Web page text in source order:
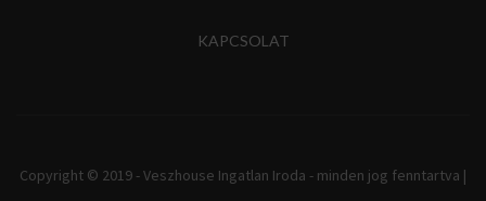
KAPCSOLAT
Copyright © 2019 - Veszhouse Ingatlan Iroda - minden jog fenntartva |